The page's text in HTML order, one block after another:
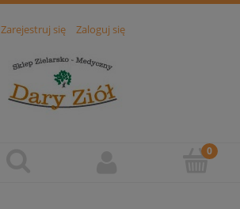
Zarejestruj się Zaloguj się